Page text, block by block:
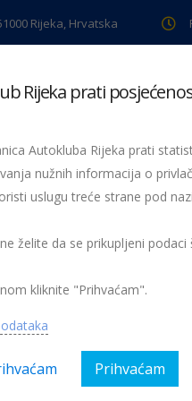
Rijeka, Hrvatska
pregled Pomoć na cesti
Rijeka prati
Autokluba Rijeka prati
nužnih informacija o
uslugu treće strane pod
želite da se prikupljeni
kliknite "Prihvaćam".
Prihvaćam